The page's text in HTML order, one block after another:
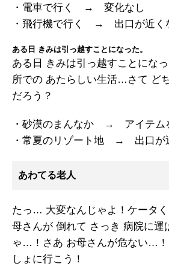
・電車で行く → 変化なし
・飛行機で行く → 出口が近く
ある日 きみは引っ越すことになった。
ある日 きみは引っ越すことにな
所での あたらしい生活…さて ど
だろう？
・砂漠のまんなか → アイテム
・常夏のリゾート地 → 出口が
あわてる老人
たっ… 大変なんじゃよ！ケータ
母さんが 倒れて さっき 病院に運
ゃ…！さあ お母さんが危ない…！
しょに行こう！